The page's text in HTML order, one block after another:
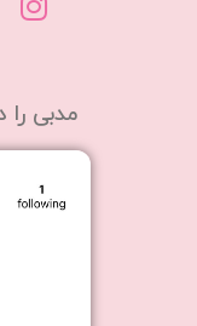
مدبی را